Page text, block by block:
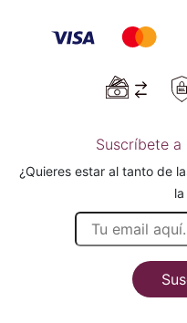
Suscríbete
¿Quieres estar al tanto de